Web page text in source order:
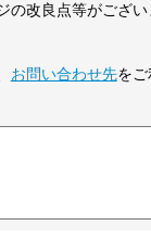
の改良点等がござ
お問い合わせ先をご